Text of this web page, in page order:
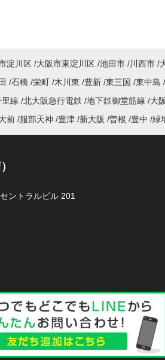
淀川区 大阪市東淀川区 池田市 川西市
石橋 栄町 木川東 豊新 東三国 東中島
里線 北大阪急行電鉄 地下鉄御堂筋線 大
前 服部天神 豊津 新大阪 曽根 豊中 緑
ントラルビル 201